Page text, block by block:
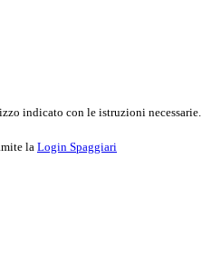
indicato con le istruzioni necessarie.
la Login Spaggiari